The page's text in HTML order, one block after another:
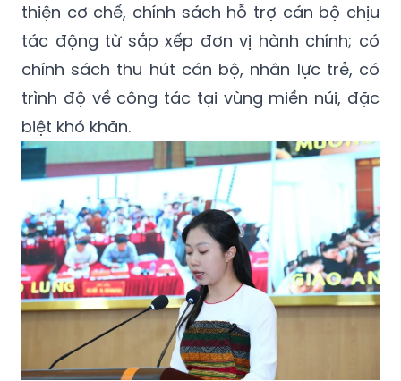
thiện cơ chế, chính sách hỗ trợ cán bộ chịu
tác động từ sắp xếp đơn vị hành chính; có
chính sách thu hút cán bộ, nhân lực trẻ, có
trình độ về công tác tại vùng miền núi, đặc
biệt khó khăn.